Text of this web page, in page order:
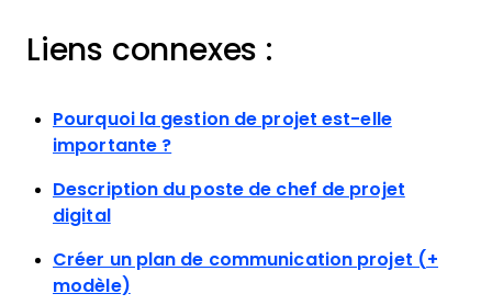
Liens connexes :
Pourquoi la gestion de projet est-elle
importante ?
Description du poste de chef de projet
digital
Créer un plan de communication projet (+
modèle)